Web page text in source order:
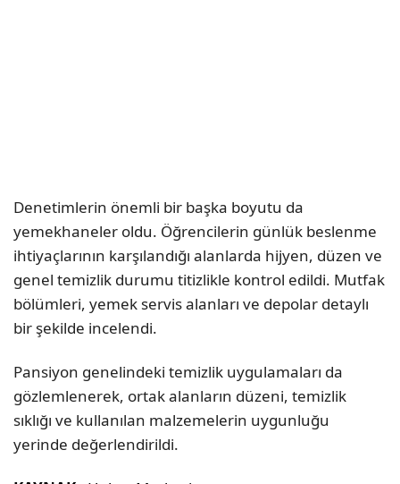
Denetimlerin önemli bir başka boyutu da
yemekhaneler oldu. Öğrencilerin günlük beslenme
ihtiyaçlarının karşılandığı alanlarda hijyen, düzen ve
genel temizlik durumu titizlikle kontrol edildi. Mutfak
bölümleri, yemek servis alanları ve depolar detaylı
bir şekilde incelendi.
Pansiyon genelindeki temizlik uygulamaları da
gözlemlenerek, ortak alanların düzeni, temizlik
sıklığı ve kullanılan malzemelerin uygunluğu
yerinde değerlendirildi.